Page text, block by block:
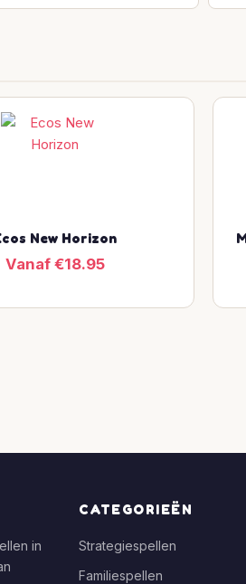
New Horizon
Vanaf €18.95
in
CATEGORIEËN
Strategiespellen
Familiespellen